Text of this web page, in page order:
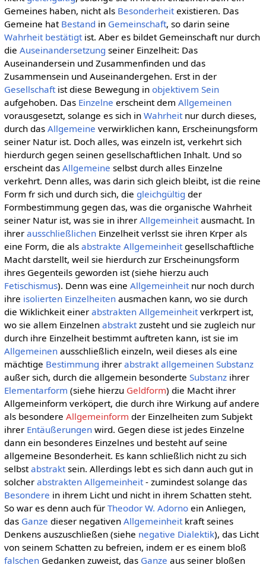
Gemeines haben, nicht als Besonderheitexistieren. Das
Gemeine hat Bestand in Gemeinschaft, so darin seine
Wahrheit bestätigtist. Aber es bildet Gemeinschaft nur durch
die Auseinandersetzung seiner Einzelheit: Das
Auseinandersein und Zusammenfinden und das
Zusammensein und Auseinandergehen. Erst in der
Gesellschaftist diese Bewegung in objektivem Sein
aufgehoben. Das Einzelne erscheint dem Allgemeinen
vorausgesetzt, solange es sich in Wahrheitnur durch dieses,
durch das Allgemeine verwirklichen kann, Erscheinungsform
seiner Natur ist. Doch alles, was einzeln ist, verkehrt sich
hierdurch gegen seinen gesellschaftlichen Inhalt. Und so
erscheint das Allgemeine selbst durch alles Einzelne
verkehrt. Denn alles, was darin sich gleich bleibt, ist die reine
Form fr sich und durch sich, die gleichgültig der
Formbestimmung gegen das, was die organische Wahrheit
seiner Natur ist, was sie in ihrer Allgemeinheitausmacht. In
ihrer ausschließlichenEinzelheit verlsst sie ihren Krper als
eine Form, die als abstrakte Allgemeinheitgesellschaftliche
Macht darstellt, weil sie hierdurch zur Erscheinungsform
ihres Gegenteils geworden ist (siehe hierzu auch
Fetischismus). Denn was eine Allgemeinheitnur noch durch
ihre isolierten Einzelheitenausmachen kann, wo sie durch
die Wiklichkeit einer abstrakten Allgemeinheitverkrpert ist,
wo sie allem Einzelnen abstraktzusteht und sie zugleich nur
durch ihre Einzelheit bestimmt auftreten kann, ist sie im
Allgemeinenausschließlich einzeln, weil dieses als eine
mächtige Bestimmung ihrer abstrakt allgemeinen Substanz
außer sich, durch die allgemein besonderte Substanzihrer
Elementarform (siehe hierzu Geldform) die Macht ihrer
Allgemeinform verköpert, die durch ihre Wirkung auf andere
als besondere Allgemeinform der Einzelheiten zum Subjekt
ihrer Entäußerungenwird. Gegen diese ist jedes Einzelne
dann ein besonderes Einzelnes und besteht auf seine
allgemeine Besonderheit. Es kann schließlich nicht zu sich
selbstabstraktsein. Allerdings lebt es sich dann auch gut in
solcher abstrakten Allgemeinheit- zumindest solange das
Besondere in ihrem Licht und nicht in ihrem Schatten steht.
So war es denn auch für Theodor W. Adornoein Anliegen,
das Ganze dieser negativen Allgemeinheitkraft seines
Denkens auszuschließen (siehe negative Dialektik), das Licht
von seinem Schatten zu befreien, indem er es einem bloß
falschenGedanken zuweist, das Ganze aus seiner bloßen